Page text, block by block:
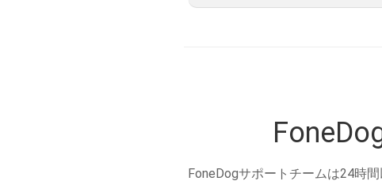
FoneDogサポートチームは24時